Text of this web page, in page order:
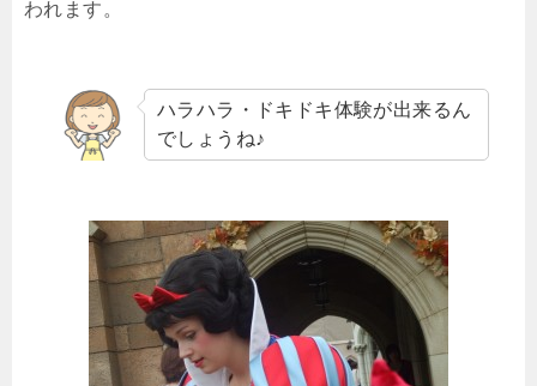
われます。
ハラハラ・ドキドキ体験が出来るん
でしょうね♪